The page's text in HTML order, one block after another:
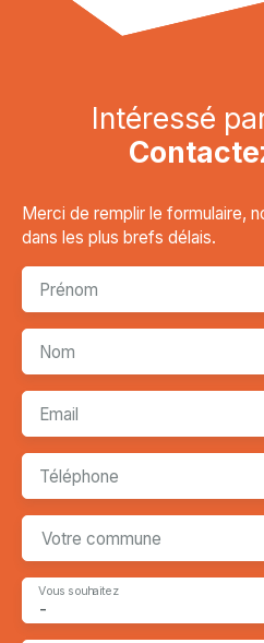
Intéressé
Merci de remplir le formulaire,
dans les plus brefs délais.
Prénom
Nom
Email
Téléphone
Votre commune
-
Vous souhaitez